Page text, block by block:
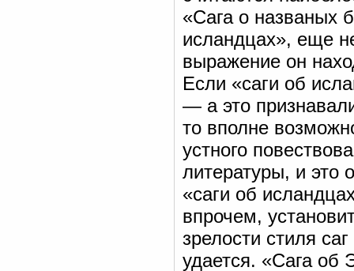
«Сага о названых
исландцах», еще
выражение он
Если «саги об
— а это
то вполне
устного
литературы, и это
«саги об
впрочем,
зрелости стиля
удается. «Сага об